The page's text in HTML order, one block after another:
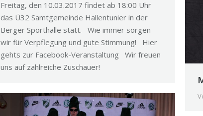
Freitag, den 10.03.2017 findet ab 18:00 Uhr
das Ü32 Samtgemeinde Hallentunier in der
Berger Sporthalle statt. Wie immer sorgen
wir für Verpflegung und gute Stimmung! Hier
gehts zur Facebook-Veranstaltung Wir freuen
uns auf zahlreiche Zuschauer!